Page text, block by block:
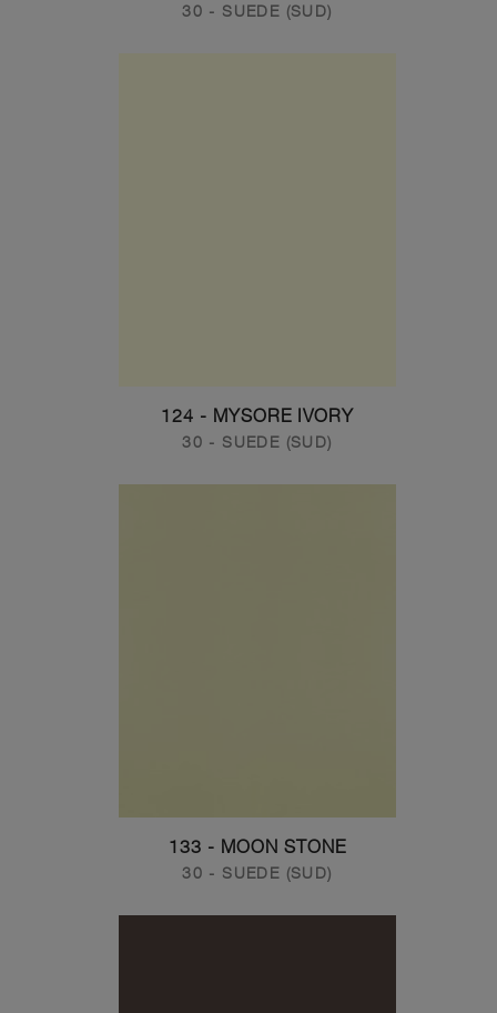
30 - SUEDE (SUD)
124 - MYSORE IVORY
30 - SUEDE (SUD)
133 - MOON STONE
30 - SUEDE (SUD)